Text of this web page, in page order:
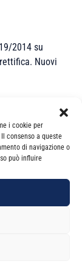
i cookie per
consenso a queste
di navigazione o
può influire
2014 su
Nuovi